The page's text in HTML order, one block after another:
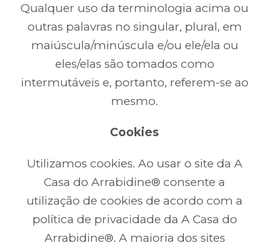
Qualquer uso da terminologia acima ou
outras palavras no singular, plural, em
maiúscula/minúscula e/ou ele/ela ou
eles/elas são tomados como
intermutáveis e, portanto, referem-se ao
mesmo.
Cookies
Utilizamos cookies. Ao usar o site da A
Casa do Arrabidine® consente a
utilização de cookies de acordo com a
política de privacidade da A Casa do
Arrabidine®. A maioria dos sites